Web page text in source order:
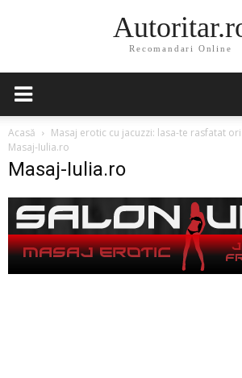
Recomandari Online
Acasă
Masaj erotic cu jacuzzi: lasa-te rasfatat
Masaj-Iulia.ro
Masaj-Iulia.ro